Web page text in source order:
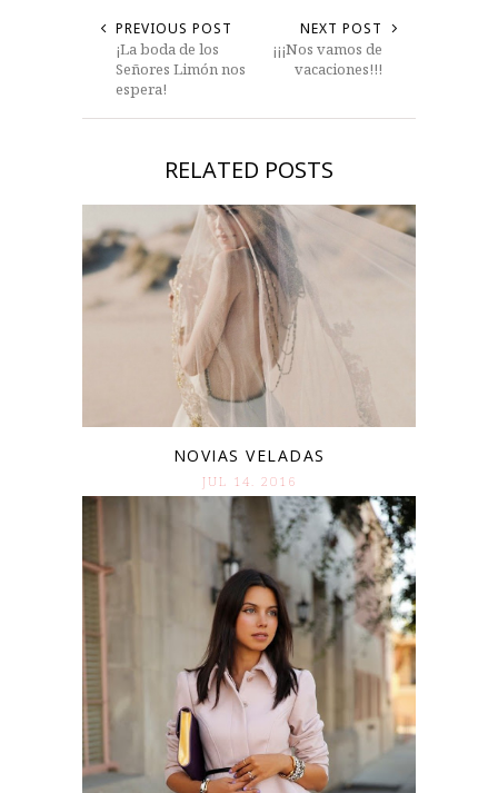
PREVIOUS POST
¡La boda de los
Señores Limón nos
espera!
NEXT POST
¡¡¡Nos vamos de
vacaciones!!!
RELATED POSTS
NOVIAS VELADAS
JUL 14. 2016